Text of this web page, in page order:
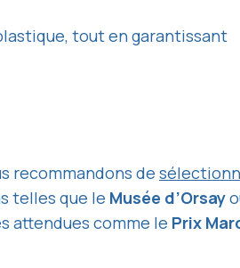
tout en garantissant
recommandons de
telles que le Musée d’Orsay
attendues comme le Prix